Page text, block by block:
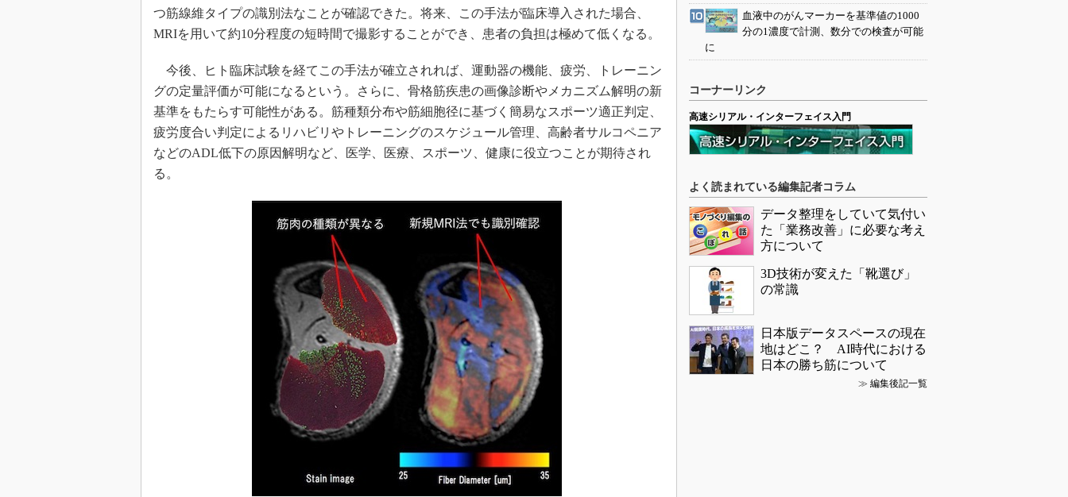
つ筋線維タイプの識別法なことが確認できた。将来、この手法が臨床導入された場合、
MRIを用いて約10分程度の短時間で撮影することができ、患者の負担は極めて低くなる。
今後、ヒト臨床試験を経てこの手法が確立されれば、運動器の機能、疲労、トレーニン
グの定量評価が可能になるという。さらに、骨格筋疾患の画像診断やメカニズム解明の新
基準をもたらす可能性がある。筋種類分布や筋細胞径に基づく簡易なスポーツ適正判定、
疲労度合い判定によるリハビリやトレーニングのスケジュール管理、高齢者サルコペニア
などのADL低下の原因解明など、医学、医療、スポーツ、健康に役立つことが期待され
る。
血液中のがんマーカーを基準値の1000
分の1濃度で計測、数分での検査が可能
に
コーナーリンク
高速シリアル・インターフェイス入門
よく読まれている編集記者コラム
データ整理をしていて気付い
た「業務改善」に必要な考え
方について
3D技術が変えた「靴選び」
の常識
日本版データスペースの現在
地はどこ？ AI時代における
日本の勝ち筋について
≫ 編集後記一覧